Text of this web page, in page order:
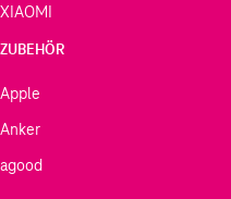
XIAOMI
ZUBEHÖR
Apple
Anker
agood